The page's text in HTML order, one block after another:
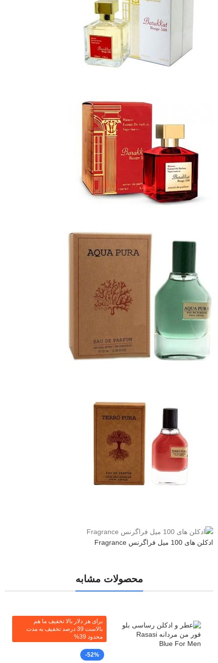
ادکلن های 100 میل فراگرنس Fragrance
محصولات مشابه
برای هر دلار بالا تخفیف ما هم
بالاست 39 درصد تخفیف به مدت
محدود 39%
-52%